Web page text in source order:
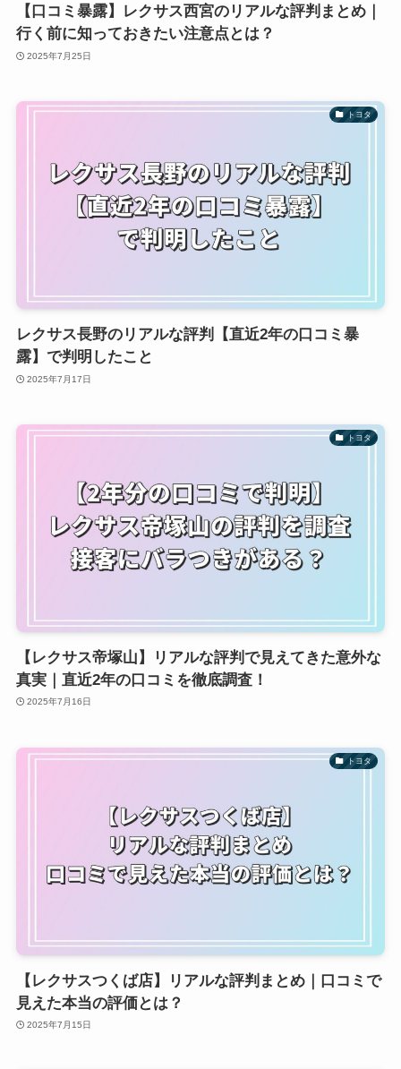
【口コミ暴露】レクサス西宮のリアルな評判まとめ｜
行く前に知っておきたい注意点とは？
2025年7月25日
トヨタ
レクサス長野のリアルな評判【直近2年の口コミ暴
露】で判明したこと
2025年7月17日
トヨタ
【レクサス帝塚山】リアルな評判で見えてきた意外な
真実｜直近2年の口コミを徹底調査！
2025年7月16日
トヨタ
【レクサスつくば店】リアルな評判まとめ｜口コミで
見えた本当の評価とは？
2025年7月15日